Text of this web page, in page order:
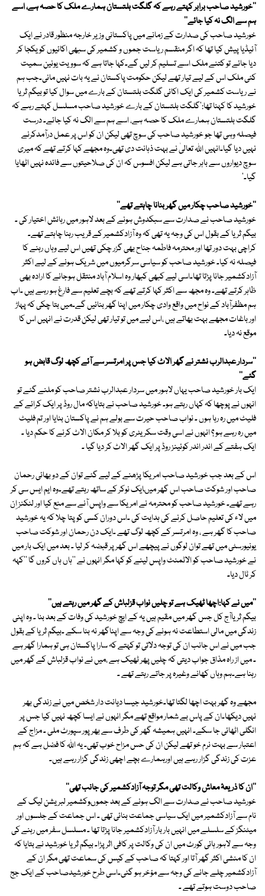
''خورشید صاحب برابر کہتے رہے کہ گلگت بلتستان ہمارے ملک کا حصہ ہے، اسے
ہم سے الگ نہ کیا جائے''
خورشید صاحب کی صدارت کے زمانے میں پاکستانی وزیر خارجہ منظور قادر نے ایک
آئیڈیا پیش کیا تھا کہ اگر منقسم ریاست جموں و کشمیر کی سبھی اکائیوں کو یکجا کر
دیا جائے تو کتنے ملک اسے تسلیم کر لیں گے۔کہا جاتا ہے کہ سوویت یونین سمیت
کئی ملک اس کے لیے تیار تھے لیکن حکومت پاکستان نے یہ بات نہیں مانی۔جب ہم
نے ریاست کشمیر کی ایک اکائی گلگت بلتستان کے بارے میں سوال کیا تو بیگم ثریا
خورشید کا کہنا تھا:'گلگت بلتستان کے بارے خورشید صاحب مسلسل کہتے رہے کہ
گلگت بلتستان ہمارے ملک کا حصہ ہے، اسے ہم سے الگ نہ کیا جائے۔ درست
فیصلہ وہی تھا جو خورشید صاحب کی سوچ تھی لیکن ان کو اس پر عمل درآمدکرنے
نہیں دیا گیا۔انہیں اللہ تعالیٰ نے بہت ذہانت دی تھی۔وہ مجھے کہا کرتے تھے کہ میری
سوچ دیواروں سے باہر جاتی ہے لیکن افسوس کہ ان کی صلاحیتوں سے فائدہ نہیں اٹھایا
گیا۔'
''خورشید صاحب چکار میں گھر بنانا چاہتے تھے''
خورشید صاحب نے صدارت سے سبکدوش ہونے کے بعد لاہور میں رہائش اختیار کی ۔
بیگم ثریا کے بقول اس کی وجہ یہ تھی کہ وہ آزادکشمیر کے قریب رہنا چاہتے تھے۔
کراچی بہت دور تھا اور محترمہ فاطمہ جناح بھی گزر چکی تھیں اس لیے وہاں رہنے کا
فیصلہ نہ کیا۔ خورشید صاحب کو سیاسی سرگرمیوں میں شریک ہونے کے لیے اکثر
آزادکشمیر جانا پڑتا تھا۔اسی لیے کبھی کبھار وہ اسلام آباد منتقل ہوجانے کا ارادہ بھی
ظاہر کرتے تھے۔ وہ مجھ سے اکثر کہا کرتے تھے کہ بچے تعلیم سے فارغ ہو رہے ہیں ۔اب
ہم مظفرآباد کے نواح میں واقع وادی چکار میں اپنا گھر بنائیں گے۔میں بتا چکی کہ پہاڑ
اور باغات مجھے بہت بھاتے ہیں ،اس لیے میں تو تیار تھی لیکن قدرت نے انہیں اس کا
موقع نہ دیا۔
''سردار عبدالرب نشتر نے گھر الاٹ کیا جس پر امرتسر سے آئے کچھ لوگ قابض ہو
گئے''
ایک بار خورشید صاحب یہاں لاہور میں سردار عبدالرب نشتر صاحب کو ملنے گئے تو
انہوں نے پوچھا کہ کہاں رہتے ہو۔ خورشید صاحب نے بتایاکہ مال روڈ پر ایک کرائے کے
فلیٹ میں رہ رہا ہوں ۔ نواب صاحب حیرت سے بولے ہم نے پاکستان بنایا اور تم فلیٹ
میں رہ رہے ہو ؟ انہوں نے اسی وقت سکریٹری کو بلا کر مکان الاٹ کرنے کا حکم دیا ۔
ایک ہفتے کے اندر اندر کوئینز روڈ پر ایک گھر الاٹ کر دیا گیا ۔
اس کے بعد جب خورشید صاحب امریکا پڑھنے کے لیے گئے توان کے دو بھائی رحمان
صاحب اور شوکت صاحب اس گھر میںایک نوکر کے ساتھ رہتے تھے۔وہ ایم ایس سی کر
رہے تھے۔ خورشید صاحب کو محترمہ نے امریکا سے واپس آنے سے منع کیا اور لنکنز اِن
میں لاء کی تعلیم حاصل کرنے کی ہدایت کی ۔اس دوران کسی کو پتا چلا کہ یہ خورشید
صاحب کا گھر ہے ، وہ امرتسر کے کچھ لوگ تھے ۔ایک دن رحمان اور شوکت صاحب
یونیورسٹی میں تھے توان لوگوں نے پیچھے اس گھر پر قبضہ کر لیا ۔ بعد میں ایک بار میں
نے خورشید صاحب کو الاٹمنٹ واپس لینے کو کہا مگر انہوں نے ''ہاں ہاں کروں گا ''کہہ
کر ٹال دیا۔
''میں نے کہا:اچھا ٹھیک ہے تو چلیں نواب قزلباش کے گھر میں رہتے ہیں''
بیگم ثریاآج کل جس گھر میں مقیم ہیں یہ کے ایچ خورشید کی وفات کے بعد بنا ۔ وہ اپنی
زندگی میں مالی استطاعت نہ ہونے کی وجہ سے اپناگھر نہ بنا سکے ۔بیگم ثریا کے بقول
جب میں نے اس جانب ان کی توجہ دلاتی تو کہتے کہ سارا پاکستان ہی تو ہمارا گھر ہے
۔ میں از راہ مذاق جواب دیتی کہ چلیں پھر ٹھیک ہے ،میں نے نواب قزلباش کے گھر میں
رہنا ہے۔ہم وہاں کھانے وغیرہ پر جاتے رہتے تھے ۔
مجھے وہ گھر بہت اچھا لگتا تھا۔خورشید جیسا دیانت دار شخص میں نے زندگی بھر
نہیں دیکھا۔ان کے پاس بے شمار مواقع تھے مگر انہوں نے ایسا کچھ نہیں کیا جس پر
انگلی اٹھائی جا سکے۔ انہیں ہمیشہ گھر کی طرف سے بھرپور سپورٹ ملی ۔ مزاج کے
اعتبار سے بہت نرم خو تھے لیکن ان کی حس مزاح خوب تھی۔ یہ اللہ کا فضل ہے کہ ہم
عزت کی زندگی گزار رہے ہیں اورہمارے بچے اچھی زندگی گزار رہے ہیں۔
''ان کا ذریعۂ معاش وکالت تھی مگر توجہ آزادکشمیر کی جانب تھی''
خورشید صاحب نے صدارت سے الگ ہونے کے بعد جموںوکشمیر لبریشن لیگ کے
نام سے آزادکشمیر میں ایک سیاسی جماعت بنائی تھی ۔ اس جماعت کے جلسوں اور
میٹنگز کے سلسلے میں انہیں بار بار آزادکشمیر جانا پڑتا تھا ۔ مسلسل سفر میں رہنے کی
وجہ سے لاہور ہائی کورٹ میں ان کی وکالت پر کافی اثر پڑا۔ بیگم ثریا خورشید نے بتایا کہ
ان کا منشی اکثر گھر آتا اور کہتا کہ صاحب کے کیس کی سماعت تھی مگر ان کے
آزادکشمیر چلے جانے کی وجہ سے مؤخر ہو گئی۔اسی طرح خورشیدصاحب کے ایک جج
صاحب دوست ہوتے تھے ۔